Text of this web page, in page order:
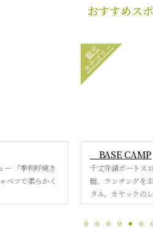
おすすめス
き
く
BASE CAMP
千丈寺湖ボートスロープ近くで
艇、ランチングを主に営んでお
タル、カヤックのレンタル…